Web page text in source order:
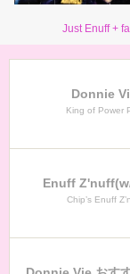
Just Enuff +
Donnie
King of Power
Enuff
Chip’s Enuff